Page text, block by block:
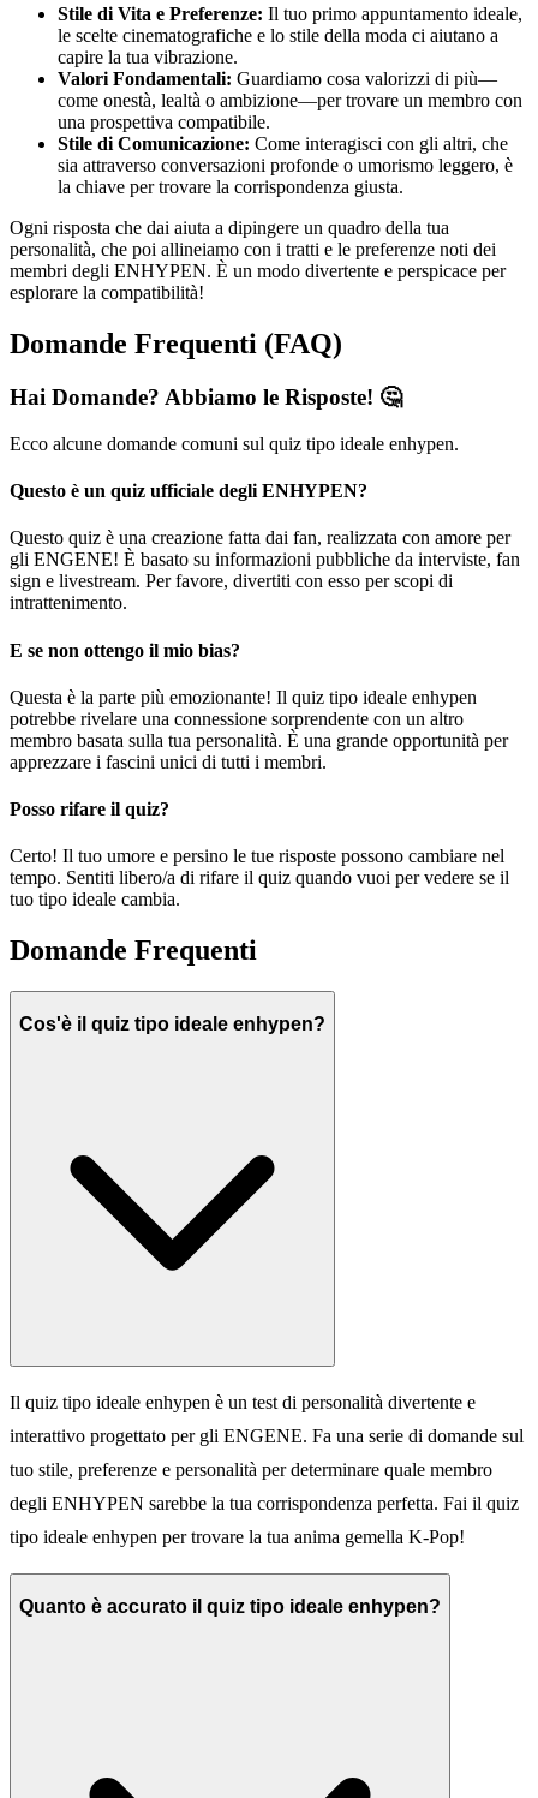
Stile di Vita e Preferenze: Il tuo primo appuntamento ideale,
le scelte cinematografiche e lo stile della moda ci aiutano a
capire la tua vibrazione.
Valori Fondamentali: Guardiamo cosa valorizzi di più—
come onestà, lealtà o ambizione—per trovare un membro con
una prospettiva compatibile.
Stile di Comunicazione: Come interagisci con gli altri, che
sia attraverso conversazioni profonde o umorismo leggero, è
la chiave per trovare la corrispondenza giusta.
Ogni risposta che dai aiuta a dipingere un quadro della tua
personalità, che poi allineiamo con i tratti e le preferenze noti dei
membri degli ENHYPEN. È un modo divertente e perspicace per
esplorare la compatibilità!
Domande Frequenti (FAQ)
Hai Domande? Abbiamo le Risposte! 🤔
Ecco alcune domande comuni sul quiz tipo ideale enhypen.
Questo è un quiz ufficiale degli ENHYPEN?
Questo quiz è una creazione fatta dai fan, realizzata con amore per
gli ENGENE! È basato su informazioni pubbliche da interviste, fan
sign e livestream. Per favore, divertiti con esso per scopi di
intrattenimento.
E se non ottengo il mio bias?
Questa è la parte più emozionante! Il quiz tipo ideale enhypen
potrebbe rivelare una connessione sorprendente con un altro
membro basata sulla tua personalità. È una grande opportunità per
apprezzare i fascini unici di tutti i membri.
Posso rifare il quiz?
Certo! Il tuo umore e persino le tue risposte possono cambiare nel
tempo. Sentiti libero/a di rifare il quiz quando vuoi per vedere se il
tuo tipo ideale cambia.
Domande Frequenti
Cos'è il quiz tipo ideale enhypen?
Il quiz tipo ideale enhypen è un test di personalità divertente e
interattivo progettato per gli ENGENE. Fa una serie di domande sul
tuo stile, preferenze e personalità per determinare quale membro
degli ENHYPEN sarebbe la tua corrispondenza perfetta. Fai il quiz
tipo ideale enhypen per trovare la tua anima gemella K-Pop!
Quanto è accurato il quiz tipo ideale enhypen?